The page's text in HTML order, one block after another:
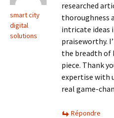
smart city
digital
solutions
researched
thoroughness
intricate ideas
praiseworthy.
the breadth of
piece. Thank
expertise with
real game-
Répondre